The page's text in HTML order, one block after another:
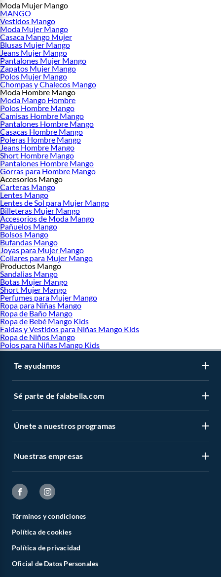
Moda Mujer Mango
MANGO
Vestidos Mango
Moda Mujer Mango
Casaca Mango Mujer
Blusas Mujer Mango
Jeans Mujer Mango
Pantalones Mujer Mango
Zapatos Mujer Mango
Polos Mujer Mango
Chompas y Chalecos Mango
Moda Hombre Mango
Moda Mango Hombre
Polos Hombre Mango
Camisas Hombre Mango
Pantalones Hombre Mango
Casacas Hombre Mango
Poleras Hombre Mango
Jeans Hombre Mango
Short Hombre Mango
Pantalones Hombre Mango
Gorras para Hombre Mango
Accesorios Mango
Carteras Mango
Lentes Mango
Lentes de Sol para Mujer Mango
Billeteras Mujer Mango
Accesorios de Moda Mango
Pañuelos Mango
Bolsos Mango
Bufandas Mango
Joyas para Mujer Mango
Collares para Mujer Mango
Productos Mango
Sandalias Mango
Botas Mujer Mango
Short Mujer Mango
Perfumes para Mujer Mango
Ropa para Niñas Mango
Ropa de Baño Mango
Ropa de Bebé Mango Kids
Faldas y Vestidos para Niñas Mango Kids
Ropa de Niños Mango
Polos para Niñas Mango Kids
Te ayudamos
Sé parte de falabella.com
Únete a nuestros programas
Nuestras empresas
Términos y condiciones
Política de cookies
Política de privacidad
Oficial de Datos Personales